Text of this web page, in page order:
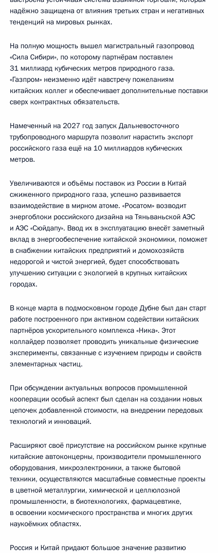
надёжно защищена от влияния третьих стран и негативных
тенденций на мировых рынках.
На полную мощность вышел магистральный газопровод
«Сила Сибири», по которому партнёрам поставлен
31 миллиард кубических метров природного газа.
«Газпром» неизменно идёт навстречу пожеланиям
китайских коллег и обеспечивает дополнительные поставки
сверх контрактных обязательств.
Намеченный на 2027 год запуск Дальневосточного
трубопроводного маршрута позволит нарастить экспорт
российского газа ещё на 10 миллиардов кубических
метров.
Увеличиваются и объёмы поставок из России в Китай
сжиженного природного газа, успешно развивается
взаимодействие в мирном атоме. «Росатом» возводит
энергоблоки российского дизайна на Тяньваньской АЭС
и АЭС «Сюйдапу». Ввод их в эксплуатацию внесёт заметный
вклад в энергообеспечение китайской экономики, поможет
в снабжении китайских предприятий и домохозяйств
недорогой и чистой энергией, будет способствовать
улучшению ситуации с экологией в крупных китайских
городах.
В конце марта в подмосковном городе Дубне был дан старт
работе построенного при активном содействии китайских
партнёров ускорительного комплекса «Ника». Этот
коллайдер позволяет проводить уникальные физические
эксперименты, связанные с изучением природы и свойств
элементарных частиц.
При обсуждении актуальных вопросов промышленной
кооперации особый аспект был сделан на создании новых
цепочек добавленной стоимости, на внедрении передовых
технологий и инноваций.
Расширяют своё присутствие на российском рынке крупные
китайские автоконцерны, производители промышленного
оборудования, микроэлектроники, а также бытовой
техники, осуществляются масштабные совместные проекты
в цветной металлургии, химической и целлюлозной
промышленности, в биотехнологиях, фармацевтике,
в освоении космического пространства и многих других
наукоёмких областях.
Россия и Китай придают большое значение развитию